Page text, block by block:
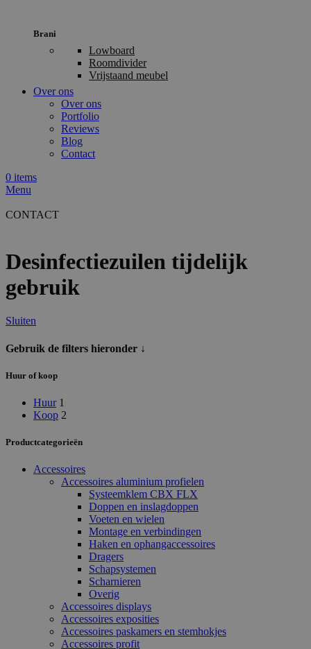
Brani
Lowboard
Roomdivider
Vrijstaand meubel
Over ons
Over ons
Portfolio
Reviews
Blog
Contact
0 items
Menu
CONTACT
Desinfectiezuilen tijdelijk
gebruik
Sluiten
Gebruik de filters hieronder ↓
Huur of koop
Huur 1
Koop 2
Productcategorieën
Accessoires
Accessoires aluminium profielen
Systeemklem CBX FLX
Doppen en inslagdoppen
Voeten en wielen
Montage en verbindingen
Haken en ophangaccessoires
Dragers
Schapsystemen
Scharnieren
Overig
Accessoires displays
Accessoires exposities
Accessoires paskamers en stemhokjes
Accessoires profit